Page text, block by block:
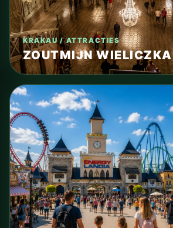
KRAKAU / ATTRACTIES
ZOUTMIJN WIELICZKA